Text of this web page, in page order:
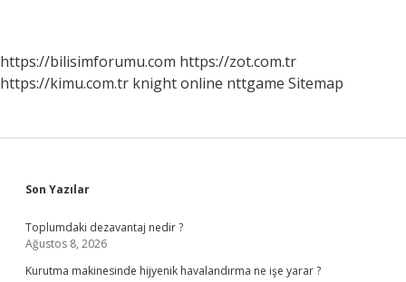
https://bilisimforumu.com https://zot.com.tr
https://kimu.com.tr knight online nttgame Sitemap
Sidebar
Son Yazılar
Toplumdaki dezavantaj nedir ?
Ağustos 8, 2026
Kurutma makinesinde hijyenik havalandırma ne işe yarar ?